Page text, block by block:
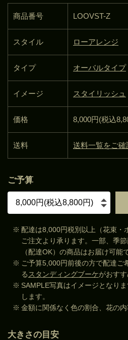
商品番号 LOOVST-Z
スタイル ローアレンジ
タイプ オーバルタイプ
イメージ スタイリッシュ
価格 8,000円(税込
送料 送料一覧をご確
ご予算
※ 配達は8,000円税別以上（花束・
ご注文より承ります。一部、季
（配達OK）の商品はお届け可能
※ ご予算5,000円前後の方で配達ご
る スタンディングブーケがおすす
※ SAMPLE写真はイメージとなり
します。
※ 金額に関係なく色の割合、花の内
大きさの目安